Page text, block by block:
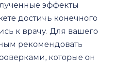
эффекты
достичь конечного
к врачу. Для вашего
рекомендовать
которые он